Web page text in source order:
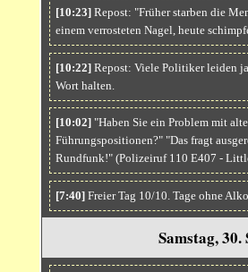
[10:23]Repost: "Früher starben die
einem verrosteten Nagel, heute
[10:22]Repost: Viele Politiker leiden
Wort halten.
[10:02]"Haben Sie ein Problem mit
Führungspositionen?" "Das fragt
Rundfunk!" (Polizeiruf 110 E407 -
[7:40]Freier Tag 10/10. Tage ohne
Samstag,